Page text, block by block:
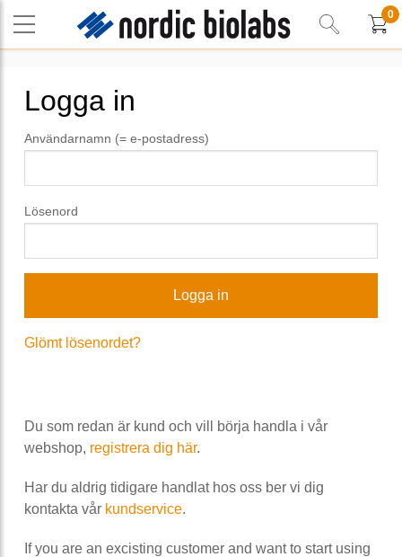
0
Logga in
Användarnamn (= e-postadress)
Lösenord
Glömt lösenordet?
Du som redan är kund och vill börja handla i vår
webshop, registrera dig här.
Har du aldrig tidigare handlat hos oss ber vi dig
kontakta vår kundservice.
If you are an excisting customer and want to start using